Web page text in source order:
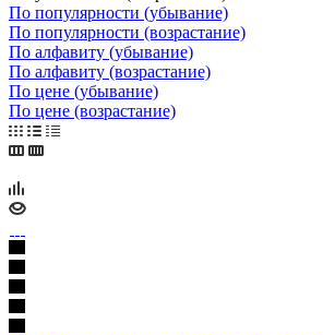
По популярности (убывание)
По популярности (возрастание)
По алфавиту (убывание)
По алфавиту (возрастание)
По цене (убывание)
По цене (возрастание)